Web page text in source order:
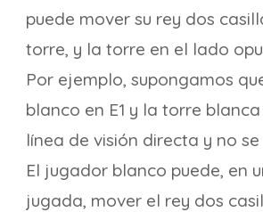
puede mover su rey dos
torre, y la torre en el lado
Por ejemplo, supongamos
blanco en E1 y la torre blanca
línea de visión directa y no
El jugador blanco puede, en
jugada, mover el rey dos